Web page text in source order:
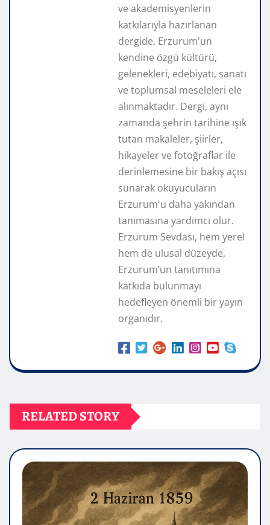
ve akademisyenlerin
katkılarıyla hazırlanan
dergide, Erzurum'un
kendine özgü kültürü,
gelenekleri, edebiyatı, sanatı
ve toplumsal meseleleri ele
alınmaktadır. Dergi, aynı
zamanda şehrin tarihine ışık
tutan makaleler, şiirler,
hikayeler ve fotoğraflar ile
derinlemesine bir bakış açısı
sunarak okuyucuların
Erzurum'u daha yakından
tanımasına yardımcı olur.
Erzurum Sevdası, hem yerel
hem de ulusal düzeyde,
Erzurum’un tanıtımına
katkıda bulunmayı
hedefleyen önemli bir yayın
organıdır.
RELATED STORY